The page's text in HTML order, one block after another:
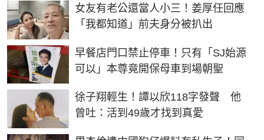
女友有老公還當人小三！姜厚任回應
「我都知道」前夫身分被扒出
早餐店門口禁止停車！只有「SJ始源
可以」本尊竟開保母車到場朝聖
徐子翔輕生！譚以欣118字發聲 他
曾吐：活到49歲才找到真愛